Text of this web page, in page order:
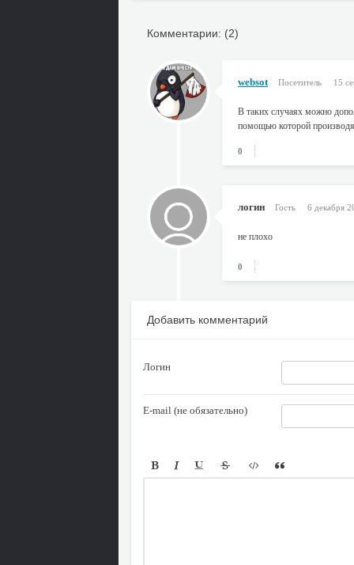
Комментарии: (2)
websot Посетитель 15
В таких случаях можно
помощью которой
0
логин Гость 6 декабря
не плохо
0
Добавить комментарий
Логин
E-mail (не обязательно)